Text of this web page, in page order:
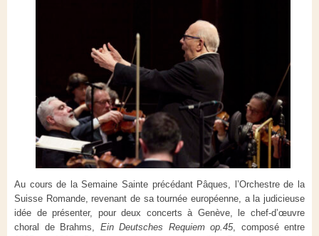
Au cours de la Semaine Sainte précédant Pâques, l’Orchestre de la
Suisse Romande, revenant de sa tournée européenne, a la judicieuse
idée de présenter, pour deux concerts à Genève, le chef-d’œuvre
choral de Brahms, Ein Deutsches Requiem op.45, composé entre